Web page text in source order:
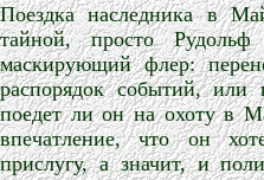
Поездка наследника в
тайной, просто
маскирующий флер:
распорядок событий, или
поедет ли он на охоту в
впечатление, что он
прислугу, а значит, и